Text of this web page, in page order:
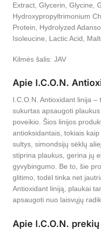
Extract, Glycerin, Glycine,
Hydroxypropyltrimonium
Protein, Hydrolyzed
Isoleucine, Lactic Acid,
Kilmės šalis: JAV
Apie I.C.O.N.
I.C.O.N. Antioxidant linija
sukurtas apsaugoti
poveikio. Šios linijos
antioksidantais, tokiais
sultys, simondsijų sėklų
stiprina plaukus, gerina jų
gyvybingumo. Be to, šie
glitimo, todėl tinka net
Antioxidant liniją, plaukai
apsaugoti nuo laisvųjų
Apie I.C.O.N.